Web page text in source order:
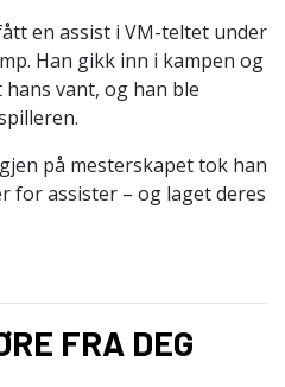
en assist i VM-teltet under
Han gikk inn i kampen og
vant, og han ble
på mesterskapet tok han
for assister – og laget deres
FRA DEG